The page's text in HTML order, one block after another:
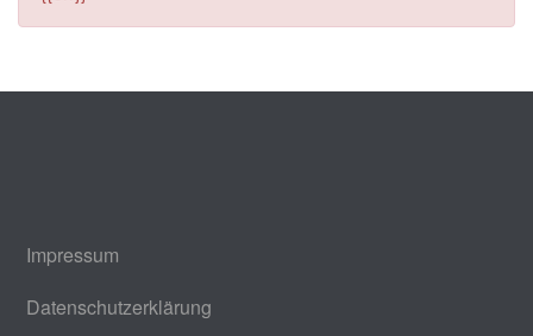
Impressum
Datenschutzerklärung